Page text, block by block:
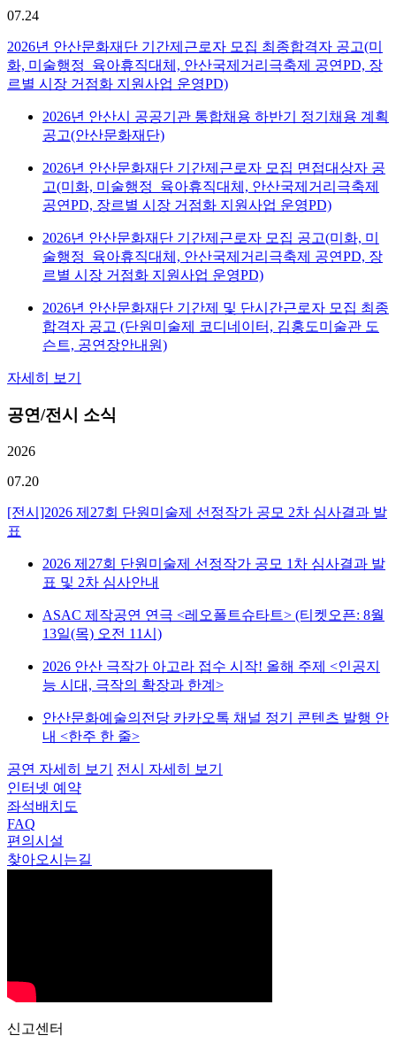
07.24
2026년 안산문화재단 기간제근로자 모집 최종합격자 공고(미
화, 미술행정_육아휴직대체, 안산국제거리극축제 공연PD, 장
르별 시장 거점화 지원사업 운영PD)
2026년 안산시 공공기관 통합채용 하반기 정기채용 계획
공고(안산문화재단)
2026년 안산문화재단 기간제근로자 모집 면접대상자 공
고(미화, 미술행정_육아휴직대체, 안산국제거리극축제
공연PD, 장르별 시장 거점화 지원사업 운영PD)
2026년 안산문화재단 기간제근로자 모집 공고(미화, 미
술행정_육아휴직대체, 안산국제거리극축제 공연PD, 장
르별 시장 거점화 지원사업 운영PD)
2026년 안산문화재단 기간제 및 단시간근로자 모집 최종
합격자 공고 (단원미술제 코디네이터, 김홍도미술관 도
슨트, 공연장안내원)
자세히 보기
공연/전시 소식
2026
07.20
[전시]2026 제27회 단원미술제 선정작가 공모 2차 심사결과 발
표
2026 제27회 단원미술제 선정작가 공모 1차 심사결과 발
표 및 2차 심사안내
ASAC 제작공연 연극 <레오폴트슈타트> (티켓오픈: 8월
13일(목) 오전 11시)
2026 안산 극작가 아고라 접수 시작! 올해 주제 <인공지
능 시대, 극작의 확장과 한계>
안산문화예술의전당 카카오톡 채널 정기 콘텐츠 발행 안
내 <한주 한 줄>
공연 자세히 보기 전시 자세히 보기
인터넷 예약
좌석배치도
FAQ
편의시설
찾아오시는길
신고센터